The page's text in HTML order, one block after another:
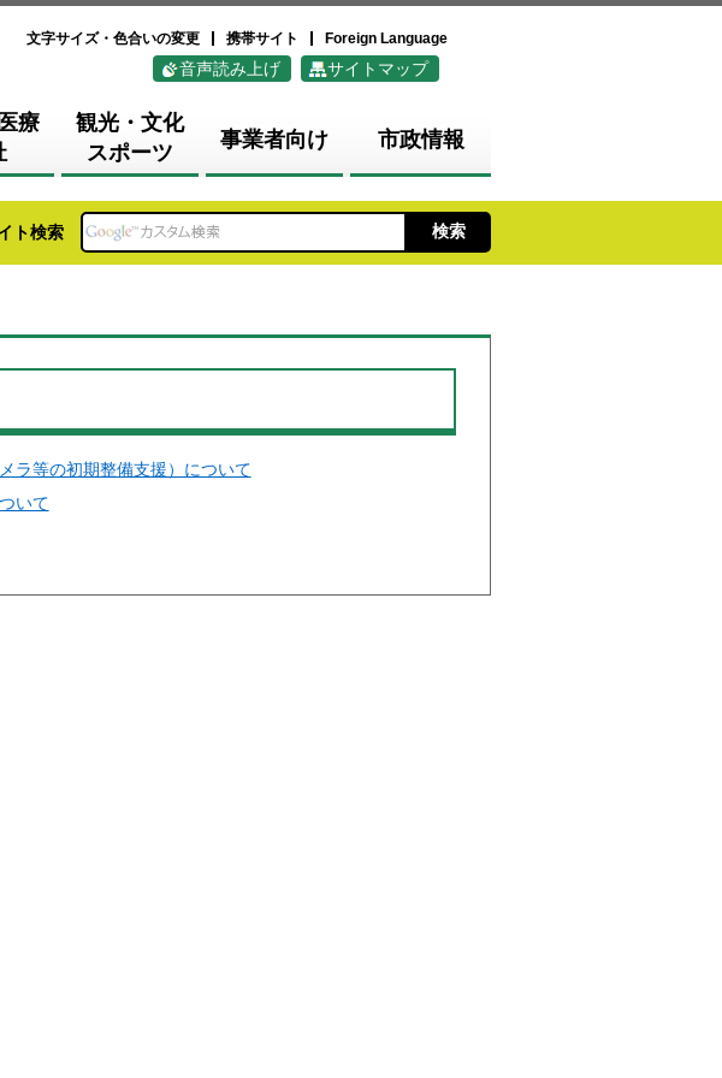
文字サイズ・色合いの変更 携帯サイト Foreign Language
音声読み上げ サイトマップ
療
観光・文化
スポーツ
事業者向け 市政情報
ト検索
ラ等の初期整備支援）について
いて